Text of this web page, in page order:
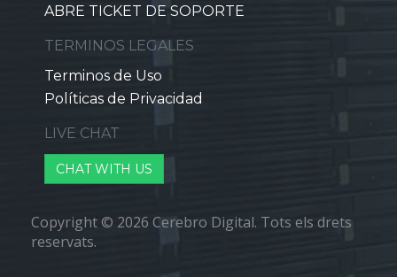
ABRE TICKET DE SOPORTE
TERMINOS LEGALES
Terminos de Uso
Políticas de Privacidad
LIVE CHAT
CHAT WITH US
Copyright © 2026 Cerebro Digital. Tots els drets
reservats.